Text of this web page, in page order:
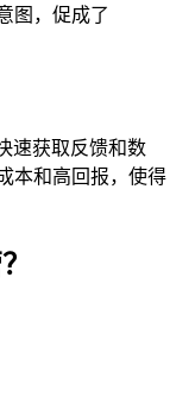
图，促成了
速获取反馈和数
本和高回报，使得